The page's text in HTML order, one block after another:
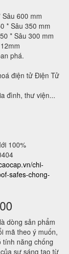
600 mm
* Sâu 350 mm
* Sâu 300 mm
phá.
điện tử Điện Tử
đình, thư viện...
100%
chi-
safes-chong-
là dòng sản phẩm
mã theo ý muốn,
năng chống
sự sáng tạo từ